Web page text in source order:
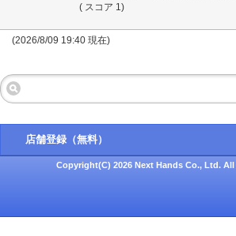
( スコア 1)
(2026/8/09 19:40 現在)
店舗登録（無料）
Copyright(C) 2026 Next Hands Co., Ltd.